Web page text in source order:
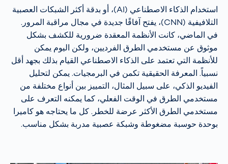
استخدام الذكاء الاصطناعي (AI)، أو بدقة أكثر الشبكات العصبية
التلافيفية (CNN)، يفتح آفاقًا جديدة في مجال مراقبة المرور.
في الماضي، كانت الأنظمة المعقدة ضرورية للكشف بشكل
موثوق عن مستخدمي الطرق الفرديين، ولكن اليوم يمكن
للأنظمة التي تعتمد على الذكاء الاصطناعي القيام بذلك بجهد أقل
نسبياً. المعرفة الحقيقية تكمن في البرمجيات. يمكن لتحليل
الفيديو الذكي، على سبيل المثال، التمييز بين أنواع مختلفة من
مستخدمي الطرق في الوقت الفعلي، كما يمكنه التعرف على
مستخدمي الطرق الأكثر عرضة للخطر. كل ما يحتاجه هو كاميرا
بوحدة حوسبة مضغوطة وشبكة عصبية مدربة بشكل مناسب.